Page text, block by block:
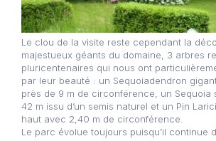
Le clou de la visite reste cependant la
majestueux géants du domaine, 3 arbres
pluricentenaires qui nous ont
par leur beauté : un Sequoiadendron
près de 9 m de circonférence, un Sequoia
42 m issu d’un semis naturel et un Pin
haut avec 2,40 m de circonférence.
Le parc évolue toujours puisqu’il continue